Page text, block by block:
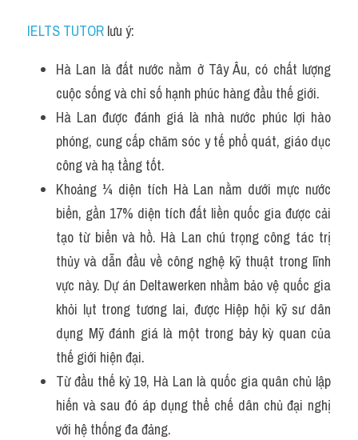
IELTS TUTOR lưu ý:
Hà Lan là đất nước nằm ở Tây Âu, có chất lượng
cuộc sống và chỉ số hạnh phúc hàng đầu thế giới.
Hà Lan được đánh giá là nhà nước phúc lợi hào
phóng, cung cấp chăm sóc y tế phổ quát, giáo dục
công và hạ tầng tốt.
Khoảng ¼ diện tích Hà Lan nằm dưới mực nước
biển, gần 17% diện tích đất liền quốc gia được cải
tạo từ biển và hồ. Hà Lan chú trọng công tác trị
thủy và dẫn đầu về công nghệ kỹ thuật trong lĩnh
vực này. Dự án Deltawerken nhằm bảo vệ quốc gia
khỏi lụt trong tương lai, được Hiệp hội kỹ sư dân
dụng Mỹ đánh giá là một trong bảy kỳ quan của
thế giới hiện đại.
Từ đầu thế kỷ 19, Hà Lan là quốc gia quân chủ lập
hiến và sau đó áp dụng thể chế dân chủ đại nghị
với hệ thống đa đảng.